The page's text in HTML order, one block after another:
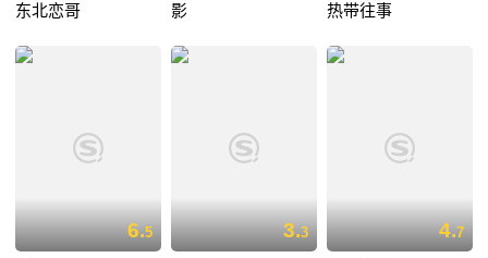
东北恋哥 影 热带往事
6.5 3.3 4.7